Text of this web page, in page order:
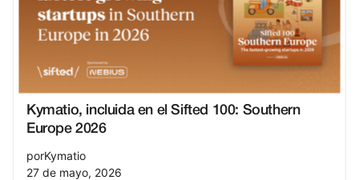
Kymatio, incluida en el Sifted 100: Southern
Europe 2026
porKymatio
27 de mayo, 2026